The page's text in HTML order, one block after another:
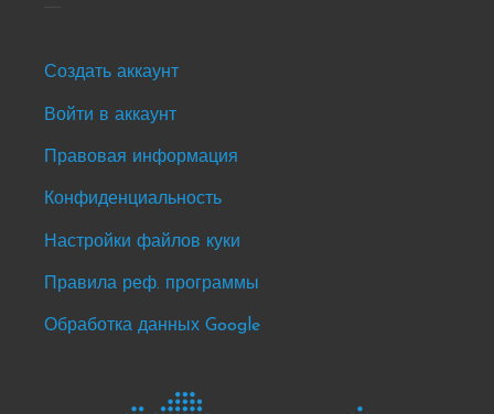
Footer
&
events
Создать аккаунт
Войти в аккаунт
Правовая информация
Конфиденциальность
Настройки файлов куки
Правила реф. программы
Обработка данных Google